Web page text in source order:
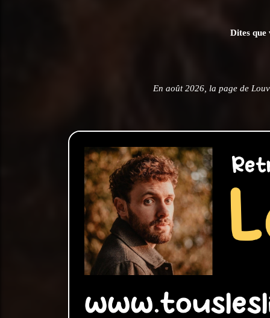
Dites que
En août 2026, la page de